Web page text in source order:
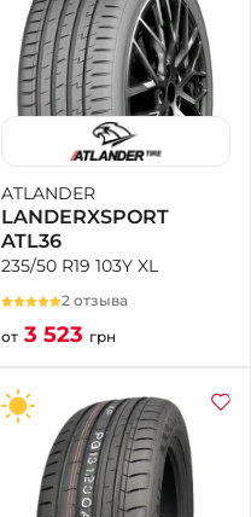
ATLANDER
LANDERXSPORT
ATL36
235/50 R19 103Y XL
2 отзыва
от 3 523 грн